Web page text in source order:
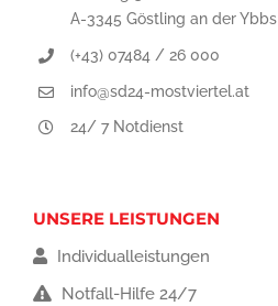
A-3345 Göstling an der Ybbs
(+43) 07484 / 26 000
info@sd24-mostviertel.at
24/ 7 Notdienst
UNSERE LEISTUNGEN
Individualleistungen
Notfall-Hilfe 24/7